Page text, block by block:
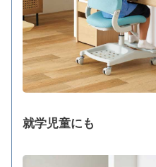
就学児童にも